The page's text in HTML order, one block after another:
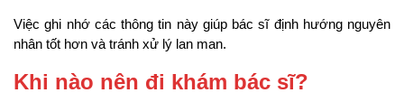
Việc ghi nhớ các thông tin này giúp bác sĩ định hướng nguyên
nhân tốt hơn và tránh xử lý lan man.
Khi nào nên đi khám bác sĩ?